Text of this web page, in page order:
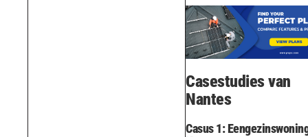
Casestudies van
Nantes
Casus 1: